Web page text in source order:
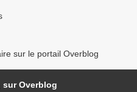
sur le portail Overblog
sur Overblog